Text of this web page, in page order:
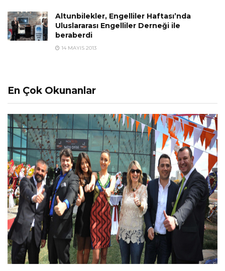
Altunbilekler, Engelliler Haftası’nda
Uluslararası Engelliler Derneği ile
beraberdi
14 MAYIS 2013
En Çok Okunanlar